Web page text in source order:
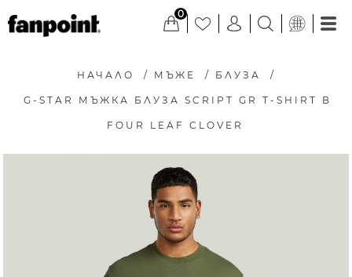
0
НАЧАЛО / МЪЖЕ / БЛУЗА /
G-STAR МЪЖКА БЛУЗА SCRIPT GR T-SHIRT В
FOUR LEAF CLOVER